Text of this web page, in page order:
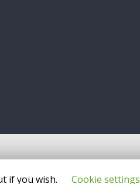
if you wish. Cookie settings